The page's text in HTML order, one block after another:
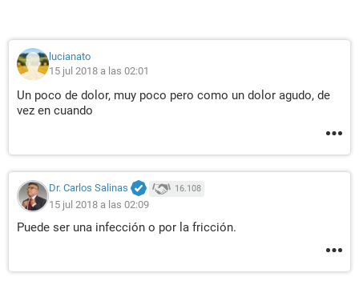
lucianato
15 jul 2018 a las 02:01
Un poco de dolor, muy poco pero como un dolor agudo, de
vez en cuando
Dr. Carlos Salinas 16.108
15 jul 2018 a las 02:09
Puede ser una infección o por la fricción.